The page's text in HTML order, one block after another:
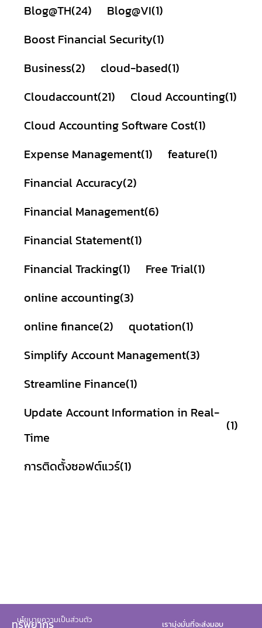
Blog@TH(24) Blog@VI(1)
Boost Financial Security(1)
Business(2) cloud-based(1)
Cloudaccount(21) Cloud Accounting(1)
Cloud Accounting Software Cost(1)
Expense Management(1) feature(1)
Financial Accuracy(2)
Financial Management(6)
Financial Statement(1)
Financial Tracking(1) Free Trial(1)
online accounting(3)
online finance(2) quotation(1)
Simplify Account Management(3)
Streamline Finance(1)
Update Account Information in Real-
Time
(1)
การติดตั้งซอฟต์แวร์(1)
ทรัพยากร
นโยบายความเป็นส่วนตัว เรามุ่งมั่นที่จะส่งมอบ